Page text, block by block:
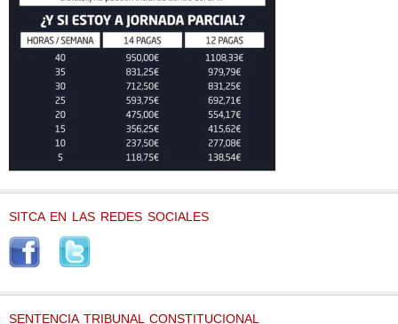
SITCA EN LAS REDES SOCIALES
SENTENCIA TRIBUNAL CONSTITUCIONAL